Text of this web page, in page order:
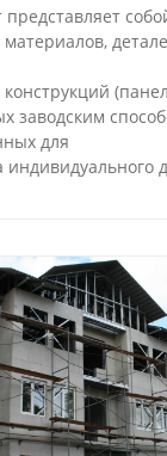
заводским
для
индивидуального